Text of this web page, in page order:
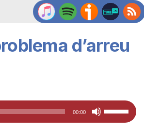
d’arreu
00:00
Feu
servir